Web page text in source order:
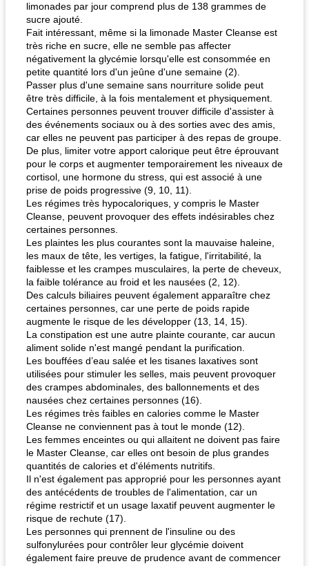
limonades par jour comprend plus de 138 grammes de
sucre ajouté.
Fait intéressant, même si la limonade Master Cleanse est
très riche en sucre, elle ne semble pas affecter
négativement la glycémie lorsqu'elle est consommée en
petite quantité lors d'un jeûne d'une semaine (2).
Passer plus d'une semaine sans nourriture solide peut
être très difficile, à la fois mentalement et physiquement.
Certaines personnes peuvent trouver difficile d'assister à
des événements sociaux ou à des sorties avec des amis,
car elles ne peuvent pas participer à des repas de groupe.
De plus, limiter votre apport calorique peut être éprouvant
pour le corps et augmenter temporairement les niveaux de
cortisol, une hormone du stress, qui est associé à une
prise de poids progressive (9, 10, 11).
Les régimes très hypocaloriques, y compris le Master
Cleanse, peuvent provoquer des effets indésirables chez
certaines personnes.
Les plaintes les plus courantes sont la mauvaise haleine,
les maux de tête, les vertiges, la fatigue, l'irritabilité, la
faiblesse et les crampes musculaires, la perte de cheveux,
la faible tolérance au froid et les nausées (2, 12).
Des calculs biliaires peuvent également apparaître chez
certaines personnes, car une perte de poids rapide
augmente le risque de les développer (13, 14, 15).
La constipation est une autre plainte courante, car aucun
aliment solide n'est mangé pendant la purification.
Les bouffées d’eau salée et les tisanes laxatives sont
utilisées pour stimuler les selles, mais peuvent provoquer
des crampes abdominales, des ballonnements et des
nausées chez certaines personnes (16).
Les régimes très faibles en calories comme le Master
Cleanse ne conviennent pas à tout le monde (12).
Les femmes enceintes ou qui allaitent ne doivent pas faire
le Master Cleanse, car elles ont besoin de plus grandes
quantités de calories et d'éléments nutritifs.
Il n'est également pas approprié pour les personnes ayant
des antécédents de troubles de l'alimentation, car un
régime restrictif et un usage laxatif peuvent augmenter le
risque de rechute (17).
Les personnes qui prennent de l'insuline ou des
sulfonylurées pour contrôler leur glycémie doivent
également faire preuve de prudence avant de commencer